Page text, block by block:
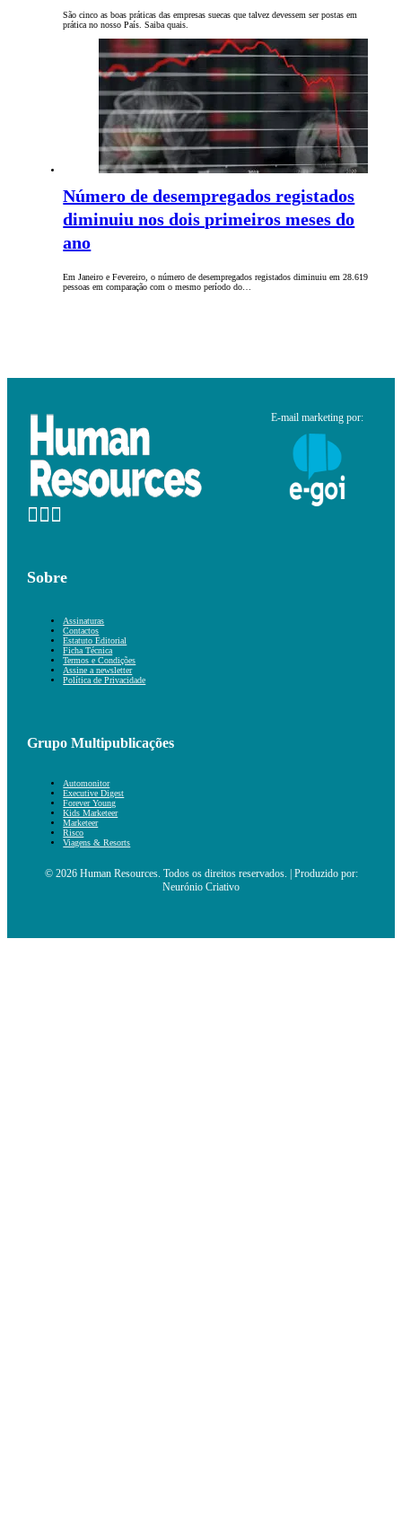
São cinco as boas práticas das empresas suecas que talvez devessem ser postas em
prática no nosso País. Saiba quais.
Número de desempregados registados
diminuiu nos dois primeiros meses do
ano
Em Janeiro e Fevereiro, o número de desempregados registados diminuiu em 28.619
pessoas em comparação com o mesmo período do…
E-mail marketing por:
Sobre
Assinaturas
Contactos
Estatuto Editorial
Ficha Técnica
Termos e Condições
Assine a newsletter
Política de Privacidade
Grupo Multipublicações
Automonitor
Executive Digest
Forever Young
Kids Marketeer
Marketeer
Risco
Viagens & Resorts
© 2026 Human Resources. Todos os direitos reservados. | Produzido por:
Neurónio Criativo